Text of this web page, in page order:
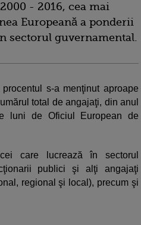
- 2016, cea mai
Europeană a ponderii
sectorul guvernamental.
s-a menţinut aproape
total de angajaţi, din anul
luni de Oficiul European de
care lucrează în sectorul
publici şi alţi angajaţi
regional şi local), precum şi